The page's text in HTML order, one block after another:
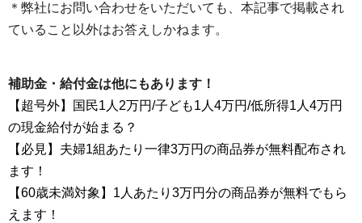
＊弊社にお問い合わせをいただいても、本記事で掲載され
ていること以外はお答えしかねます。
補助金・給付金は他にもあります！
【超号外】国民1人2万円/子ども1人4万円/低所得1人4万円
の現金給付が始まる？
【必見】夫婦1組あたり一律3万円の商品券が無料配布され
ます！
【60歳未満対象】1人あたり3万円分の商品券が無料でもら
えます！